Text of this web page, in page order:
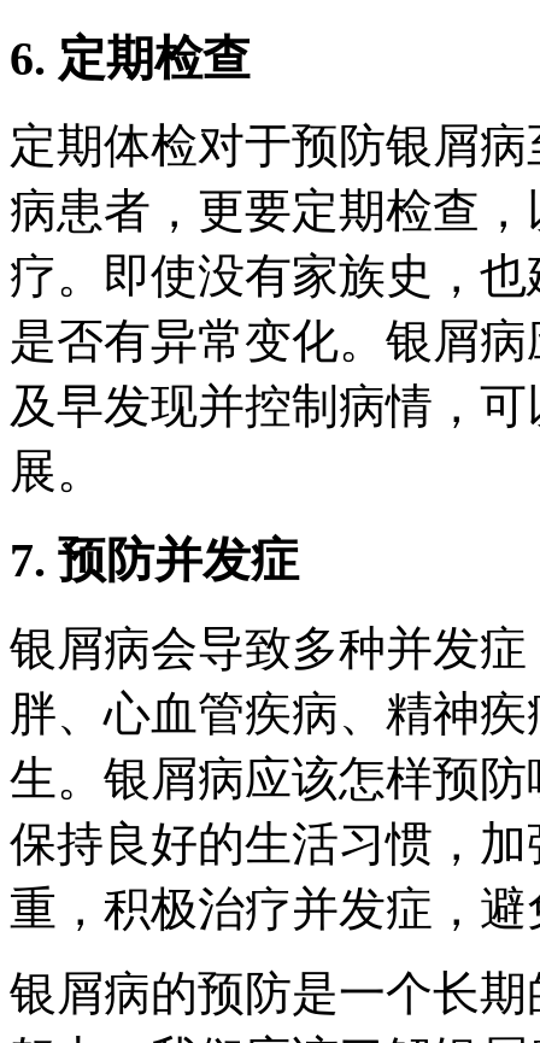
6. 定期检查
定期体检对于预防银屑
病患者，更要定期检查
疗。即使没有家族史，
是否有异常变化。银屑
及早发现并控制病情，
展。
7. 预防并发症
银屑病会导致多种并发
胖、心血管疾病、精神
生。银屑病应该怎样预
保持良好的生活习惯，
重，积极治疗并发症，
银屑病的预防是一个长